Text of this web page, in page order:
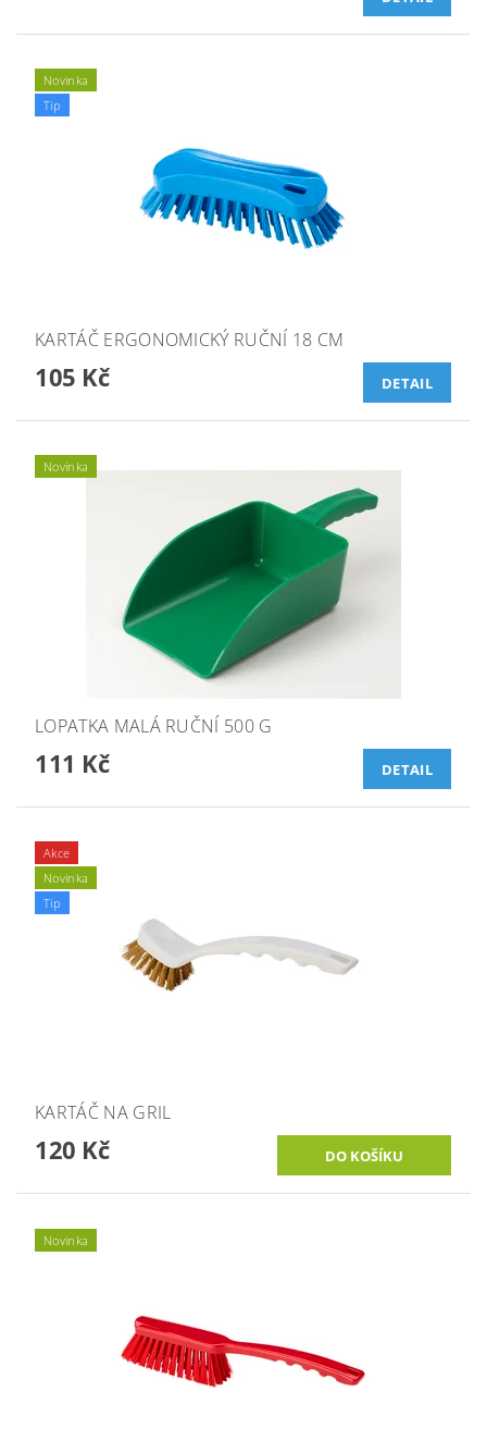
Novinka
Tip
KARTÁČ ERGONOMICKÝ RUČNÍ 18 CM
105 Kč DETAIL
Novinka
LOPATKA MALÁ RUČNÍ 500 G
111 Kč DETAIL
Akce
Novinka
Tip
KARTÁČ NA GRIL
120 Kč
Novinka